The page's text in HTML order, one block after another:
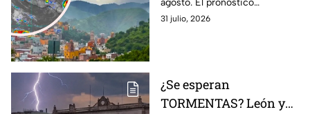
tormentas del 1 al 4 de
AGOSTO: esto se espera
agosto. El pronóstico
contempla chubascos fuertes,
31 julio, 2026
¿Se esperan
TORMENTAS? León y